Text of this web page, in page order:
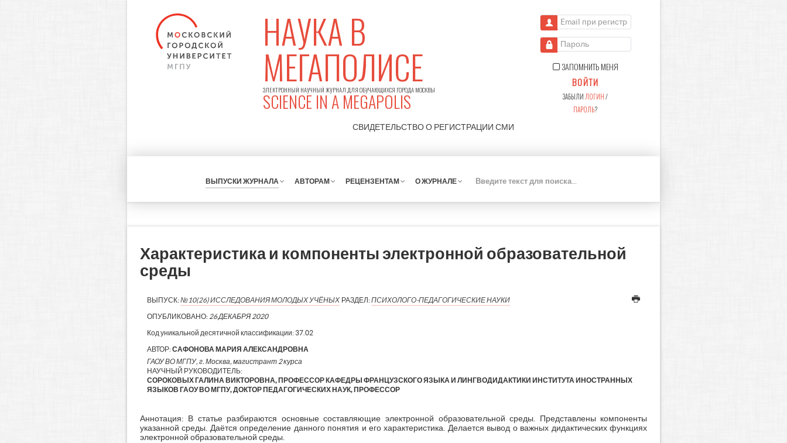
НАУКА В
МЕГАПОЛИСЕ
ЭЛЕКТРОННЫЙ НАУЧНЫЙ ЖУРНАЛ ДЛЯ ОБУЧАЮЩИХСЯ ГОРОДА МОСКВЫ
SCIENCE IN A MEGAPOLIS
СВИДЕТЕЛЬСТВО О РЕГИСТРАЦИИ СМИ
Email при регистрации
Пароль
ЗАПОМНИТЬ МЕНЯ
ВОЙТИ
ЗАБЫЛИ ЛОГИН/
ПАРОЛЬ?
ВЫПУСКИ ЖУРНАЛА АВТОРАМ РЕЦЕНЗЕНТАМ О ЖУРНАЛЕ
К
Характеристика и компоненты электронной образовательной
среды
ВЫПУСК:№10(26) ИССЛЕДОВАНИЯ МОЛОДЫХ УЧЁНЫХ РАЗДЕЛ:ПСИХОЛОГО-ПЕДАГОГИЧЕСКИЕ НАУКИ
ОПУБЛИКОВАНО: 26 ДЕКАБРЯ 2020
Код уникальной десятичной классификации: 37.02
АВТОР:САФОНОВА МАРИЯ АЛЕКСАНДРОВНА
ГАОУ ВО МГПУ, г. Москва, магистрант 2 курса
НАУЧНЫЙ РУКОВОДИТЕЛЬ:
СОРОКОВЫХ ГАЛИНА ВИКТОРОВНА, ПРОФЕССОР КАФЕДРЫ ФРАНЦУЗСКОГО ЯЗЫКА И ЛИНГВОДИДАКТИКИ ИНСТИТУТА ИНОСТРАННЫХ
ЯЗЫКОВ ГАОУ ВО МГПУ, ДОКТОР ПЕДАГОГИЧЕСКИХ НАУК, ПРОФЕССОР
Аннотация: В статье разбираются основные составляющие электронной образовательной среды. Представлены компоненты
указанной среды. Даётся определение данного понятия и его характеристика. Делается вывод о важных дидактических функциях
электронной образовательной среды.